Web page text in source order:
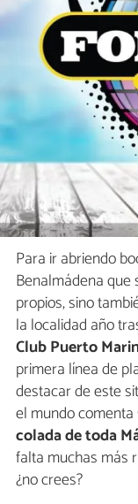
Para ir abriendo
Benalmádena
propios, sino
la localidad año
Club Puerto
primera línea de
destacar de este
el mundo
colada de toda
falta muchas más
¿no crees?